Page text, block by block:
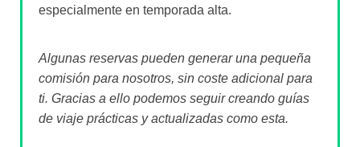
especialmente en temporada alta.
Algunas reservas pueden generar una pequeña
comisión para nosotros, sin coste adicional para
ti. Gracias a ello podemos seguir creando guías
de viaje prácticas y actualizadas como esta.